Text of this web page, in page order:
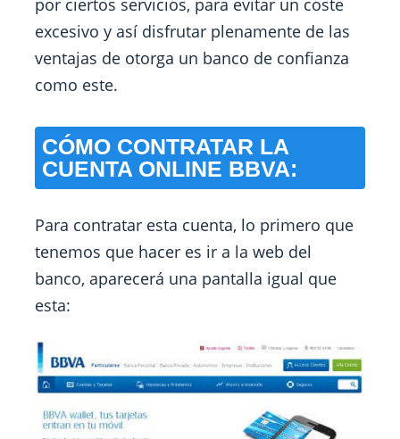
por ciertos servicios, para evitar un coste
excesivo y así disfrutar plenamente de las
ventajas de otorga un banco de confianza
como este.
CÓMO CONTRATAR LA
CUENTA ONLINE BBVA:
Para contratar esta cuenta, lo primero que
tenemos que hacer es ir a la web del
banco, aparecerá una pantalla igual que
esta: